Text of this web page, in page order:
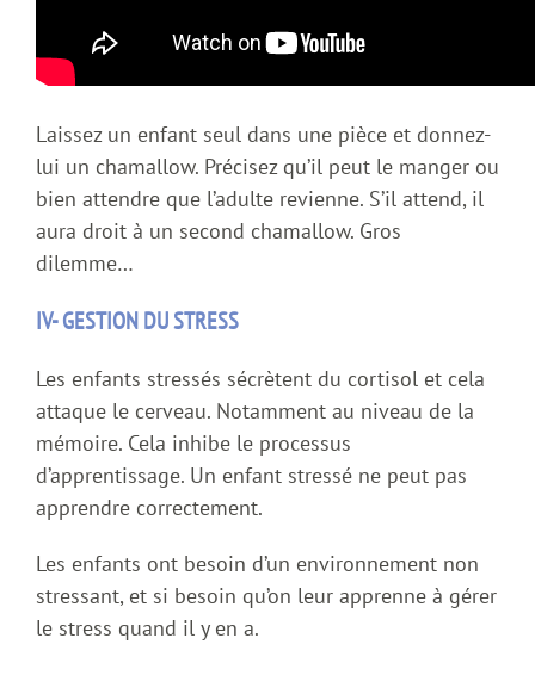
Laissez un enfant seul dans une pièce et donnez-
lui un chamallow. Précisez qu’il peut le manger ou
bien attendre que l’adulte revienne. S’il attend, il
aura droit à un second chamallow. Gros
dilemme…
IV- GESTION DU STRESS
Les enfants stressés sécrètent du cortisol et cela
attaque le cerveau. Notamment au niveau de la
mémoire. Cela inhibe le processus
d’apprentissage. Un enfant stressé ne peut pas
apprendre correctement.
Les enfants ont besoin d’un environnement non
stressant, et si besoin qu’on leur apprenne à gérer
le stress quand il y en a.